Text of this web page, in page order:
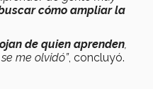
cómo ampliar la
de quien aprenden
me olvidó”, concluyó.